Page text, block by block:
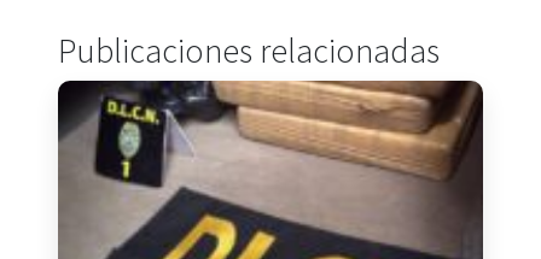
Publicaciones relacionadas